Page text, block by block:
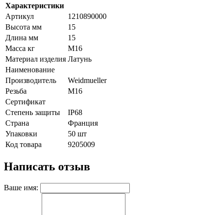
Характеристики
Артикул
1210890000
Высота мм
15
Длина мм
15
Масса кг
M16
Материал изделия Латунь
Наименование
Производитель
Weidmueller
Резьба
M16
Сертификат
Степень защиты
IP68
Страна
Франция
Упаковки
50 шт
Код товара
9205009
Написать отзыв
Ваше имя: